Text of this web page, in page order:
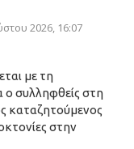
2026, 16:07
με τη
συλληφθείς στη
καταζητούμενος
στην